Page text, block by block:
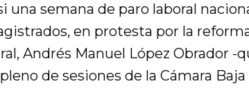
una semana de paro laboral
en protesta por la
Andrés Manuel López Obrador -
de sesiones de la Cámara